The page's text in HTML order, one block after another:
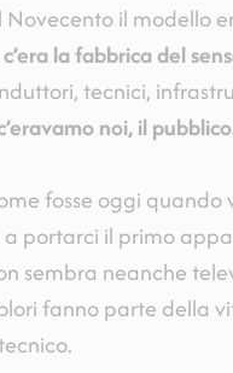
Novecento il modello
la fabbrica del
tecnici,
noi, il
fosse oggi quando
portarci il primo
sembra neanche
fanno parte della